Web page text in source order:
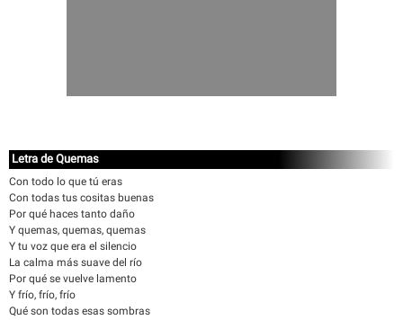
Letra de Quemas
Con todo lo que tú eras
Con todas tus cositas buenas
Por qué haces tanto daño
Y quemas, quemas, quemas
Y tu voz que era el silencio
La calma más suave del río
Por qué se vuelve lamento
Y frío, frío, frío
Qué son todas esas sombras